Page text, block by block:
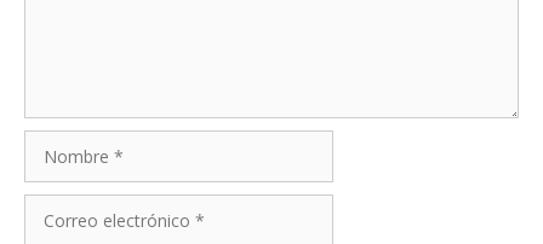
electrónico